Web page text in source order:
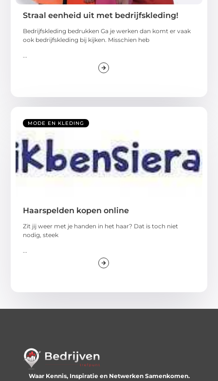
Straal eenheid uit met bedrijfskleding!
Bedrijfskleding bedrukken Ga je werken dan komt er vaak
ook bedrijfskleding bij kijken. Misschien heb
...
MODE EN KLEDING
Haarspelden kopen online
Zit jij weer met je handen in het haar? Dat is toch niet
nodig, steek
...
Waar Kennis, Inspiratie en Netwerken Samenkomen.